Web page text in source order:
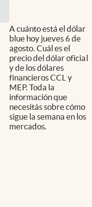
A cuánto está el dólar
blue hoy jueves 6 de
agosto. Cuál es el
precio del dólar oficial
y de los dólares
financieros CCL y
MEP. Toda la
información que
necesitás sobre cómo
sigue la semana en los
mercados.